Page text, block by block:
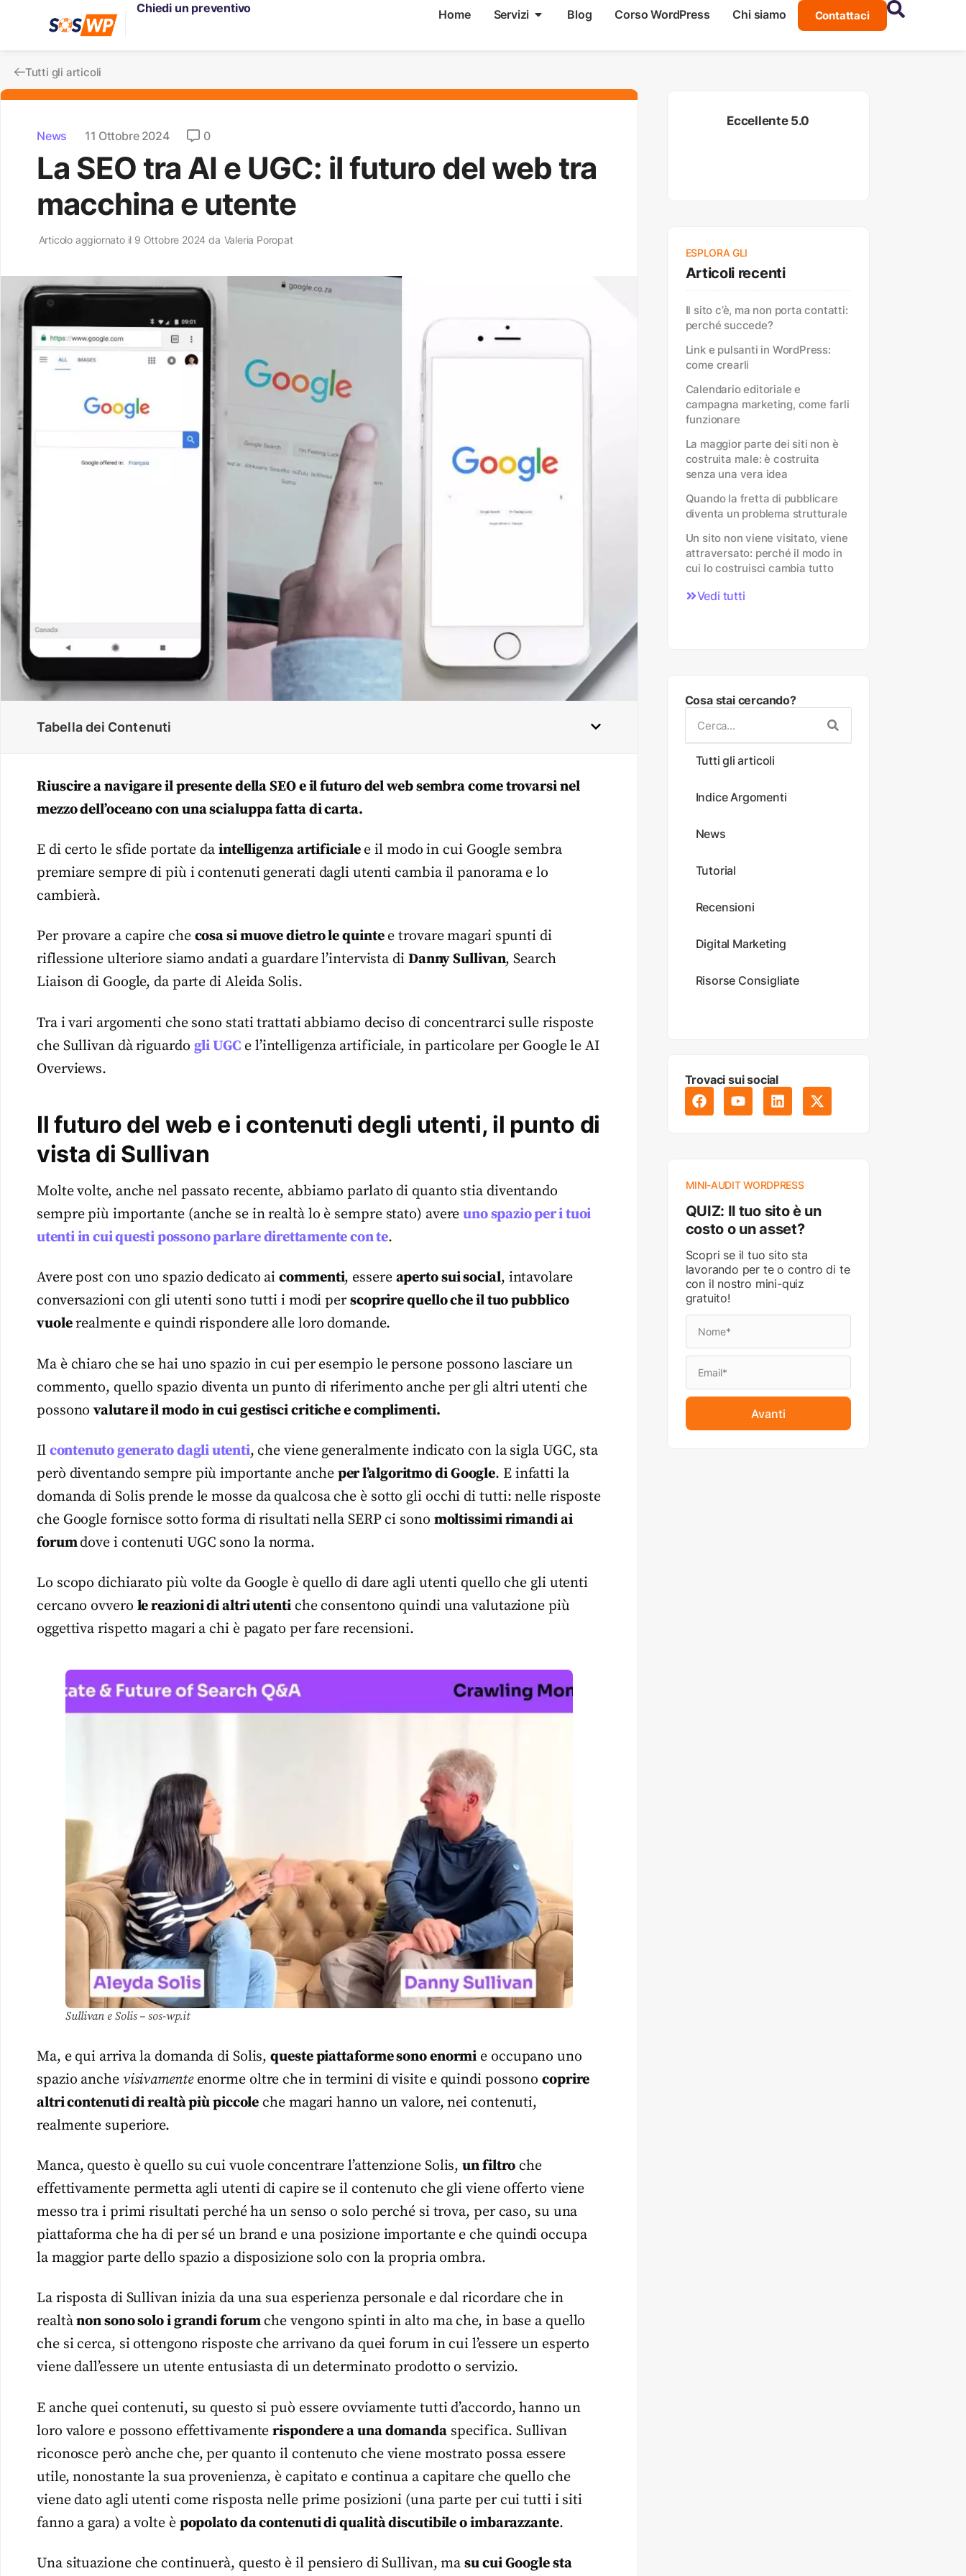
Home Servizi Blog Corso WordPress Chi siamo Contattaci
Chiedi un preventivo
Tutti gli articoli
News 11 Ottobre 2024 0
La SEO tra AI e UGC: il futuro del web tra
macchina e utente
Articolo aggiornato il 9 Ottobre 2024 da Valeria Poropat
Tabella dei Contenuti
Riuscire a navigare il presente della SEO e il futuro del web sembra come trovarsi nel
mezzo dell’oceano con una scialuppa fatta di carta.
E di certo le sfide portate da intelligenza artificialee il modo in cui Google sembra
premiare sempre di più i contenuti generati dagli utenti cambia il panorama e lo
cambierà.
Per provare a capire che cosa si muove dietro le quintee trovare magari spunti di
riflessione ulteriore siamo andati a guardare l’intervista di Danny Sullivan, Search
Liaison di Google, da parte di Aleida Solis.
Tra i vari argomenti che sono stati trattati abbiamo deciso di concentrarci sulle risposte
che Sullivan dà riguardo gli UGC e l’intelligenza artificiale, in particolare per Google le AI
Overviews.
Il futuro del web e i contenuti degli utenti, il punto di
vista di Sullivan
Molte volte, anche nel passato recente, abbiamo parlato di quanto stia diventando
sempre più importante (anche se in realtà lo è sempre stato) avereuno spazio per i tuoi
utenti in cui questi possono parlare direttamente con te.
Avere post con uno spazio dedicato aicommenti, essere aperto sui social, intavolare
conversazioni con gli utenti sono tutti i modi perscoprire quello che il tuo pubblico
vuolerealmente e quindi rispondere alle loro domande.
Ma è chiaro che se hai uno spazio in cui per esempio le persone possono lasciare un
commento, quello spazio diventa un punto di riferimento anche per gli altri utenti che
possonovalutare il modo in cui gestisci critiche e complimenti.
Il contenuto generato dagli utenti, che viene generalmente indicato con la sigla UGC, sta
però diventando sempre più importante anche per l’algoritmo di Google. E infatti la
domanda di Solis prende le mosse da qualcosa che è sotto gli occhi di tutti: nelle risposte
che Google fornisce sotto forma di risultati nella SERP ci sono moltissimi rimandi ai
forumdove i contenuti UGC sono la norma.
Lo scopo dichiarato più volte da Google è quello di dare agli utenti quello che gli utenti
cercano ovvero le reazioni di altri utentiche consentono quindi una valutazione più
oggettiva rispetto magari a chi è pagato per fare recensioni.
Sullivan e Solis – sos-wp.it
Ma, e qui arriva la domanda di Solis,queste piattaforme sono enormi e occupano uno
spazio anche visivamenteenorme oltre che in termini di visite e quindi possonocoprire
altri contenuti di realtà più piccole che magari hanno un valore, nei contenuti,
realmente superiore.
Manca, questo è quello su cui vuole concentrare l’attenzione Solis,un filtro che
effettivamente permetta agli utenti di capire se il contenuto che gli viene offerto viene
messo tra i primi risultati perché ha un senso o solo perché si trova, per caso, su una
piattaforma che ha di per sé un brand e una posizione importante e che quindi occupa
la maggior parte dello spazio a disposizione solo con la propria ombra.
La risposta di Sullivan inizia da una sua esperienza personale e dal ricordare che in
realtànon sono solo i grandi forumche vengono spinti in alto ma che, in base a quello
che si cerca, si ottengono risposte che arrivano da quei forum in cui l’essere un esperto
viene dall’essere un utente entusiasta di un determinato prodotto o servizio.
E anche quei contenuti, su questo si può essere ovviamente tutti d’accordo, hanno un
loro valore e possono effettivamenterispondere a una domandaspecifica. Sullivan
riconosce però anche che, per quanto il contenuto che viene mostrato possa essere
utile, nonostante la sua provenienza, è capitato e continua a capitare che quello che
viene dato agli utenti come risposta nelle prime posizioni (una parte per cui tutti i siti
fanno a gara) a volte è popolato da contenuti di qualità discutibile o imbarazzante.
Una situazione che continuerà, questo è il pensiero di Sullivan, masu cui Google sta
Eccellente 5.0
ESPLORA GLI
Articoli recenti
Il sito c’è, ma non porta contatti:
perché succede?
Link e pulsanti in WordPress:
come crearli
Calendario editoriale e
campagna marketing, come farli
funzionare
La maggior parte dei siti non è
costruita male: è costruita
senza una vera idea
Quando la fretta di pubblicare
diventa un problema strutturale
Un sito non viene visitato, viene
attraversato: perché il modo in
cui lo costruisci cambia tutto
Vedi tutti
Cosa stai cercando?
Tutti gli articoli
Indice Argomenti
News
Tutorial
Recensioni
Digital Marketing
Risorse Consigliate
Trovaci sui social
MINI-AUDIT WORDPRESS
QUIZ: Il tuo sito è un
costo o un asset?
Scopri se il tuo sito sta
lavorando per te o contro di te
con il nostro mini-quiz
gratuito!
Avanti